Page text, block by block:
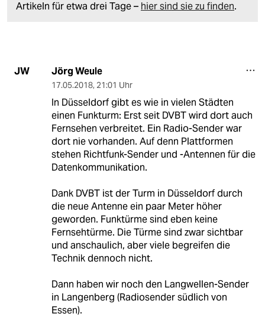
Artikeln für etwa drei Tage – hier sind sie zu finden.
JW Jörg Weule
17.05.2018, 21:01 Uhr
In Düsseldorf gibt es wie in vielen Städten
einen Funkturm: Erst seit DVBT wird dort auch
Fernsehen verbreitet. Ein Radio-Sender war
dort nie vorhanden. Auf denn Plattformen
stehen Richtfunk-Sender und -Antennen für die
Datenkommunikation.
Dank DVBT ist der Turm in Düsseldorf durch
die neue Antenne ein paar Meter höher
geworden. Funktürme sind eben keine
Fernsehtürme. Die Türme sind zwar sichtbar
und anschaulich, aber viele begreifen die
Technik dennoch nicht.
Dann haben wir noch den Langwellen-Sender
in Langenberg (Radiosender südlich von
Essen).